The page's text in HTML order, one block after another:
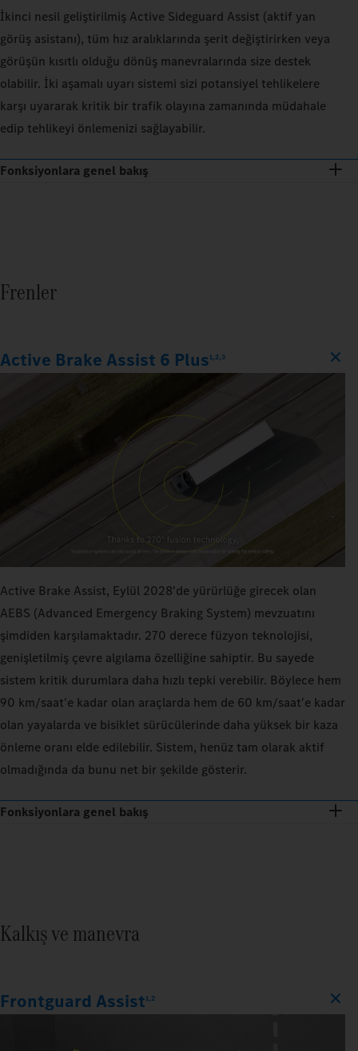
İkinci nesil geliştirilmiş Active Sideguard Assist (aktif yan
görüş asistanı), tüm hız aralıklarında şerit değiştirirken veya
görüşün kısıtlı olduğu dönüş manevralarında size destek
olabilir. İki aşamalı uyarı sistemi sizi potansiyel tehlikelere
karşı uyararak kritik bir trafik olayına zamanında müdahale
edip tehlikeyi önlemenizi sağlayabilir.
Fonksiyonlara genel bakış
Frenler
Active Brake Assist 6 Plus1,2,3
Active Brake Assist, Eylül 2028'de yürürlüğe girecek olan
AEBS (Advanced Emergency Braking System) mevzuatını
şimdiden karşılamaktadır. 270 derece füzyon teknolojisi,
genişletilmiş çevre algılama özelliğine sahiptir. Bu sayede
sistem kritik durumlara daha hızlı tepki verebilir. Böylece hem
90 km/saat'e kadar olan araçlarda hem de 60 km/saat'e kadar
olan yayalarda ve bisiklet sürücülerinde daha yüksek bir kaza
önleme oranı elde edilebilir. Sistem, henüz tam olarak aktif
olmadığında da bunu net bir şekilde gösterir.
Fonksiyonlara genel bakış
Kalkış ve manevra
Frontguard Assist1,2